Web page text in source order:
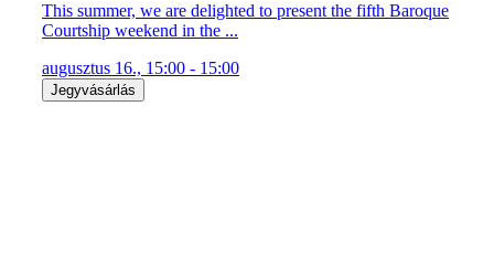
This summer, we are delighted to present the fifth Baroque
Courtship weekend in the ...
augusztus 16., 15:00 - 15:00
Jegyvásárlás